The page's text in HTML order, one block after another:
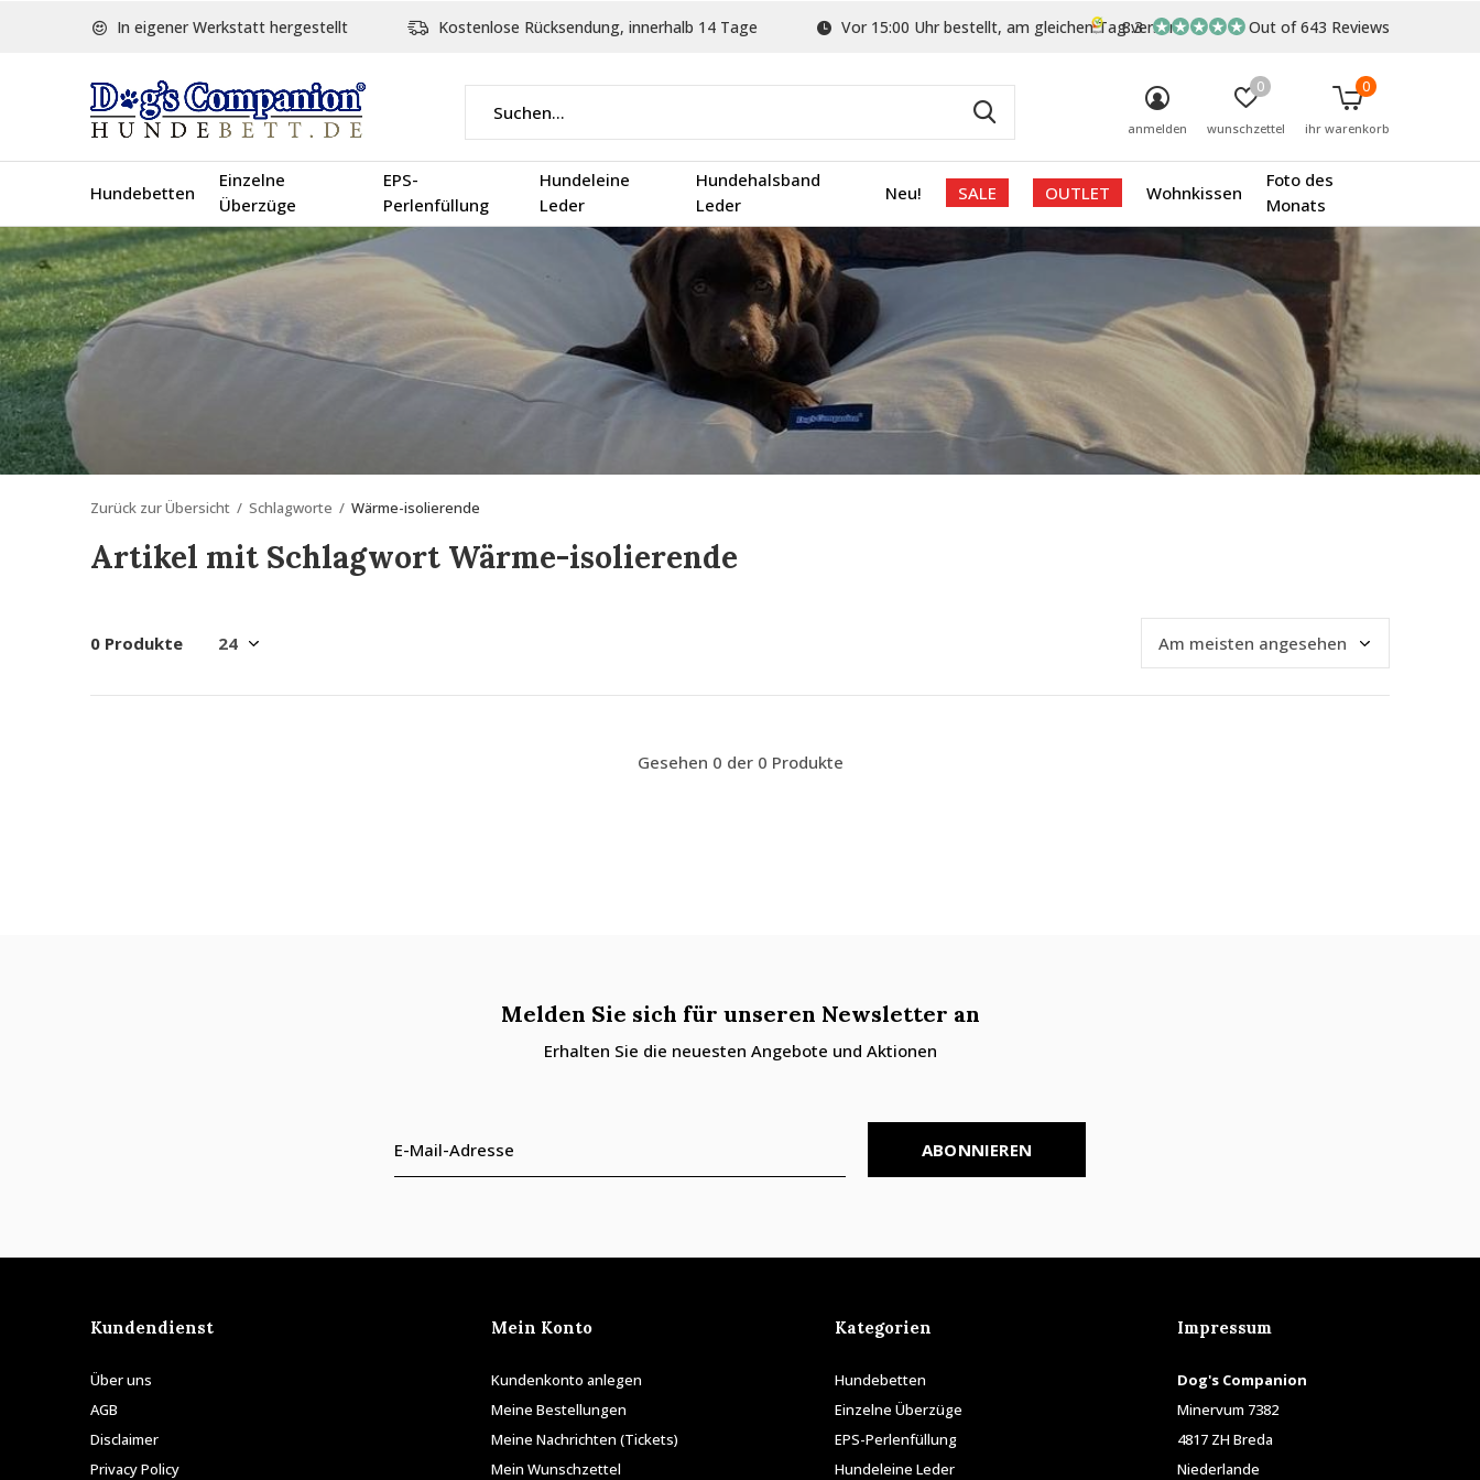
Hundebetten
Einzelne
Überzüge
EPS-
Perlenfüllung
Hundeleine
Leder
Hundehalsband
Leder
Neu! SALE OUTLET Wohnkissen
Foto des
Monats
anmelden wunschzettel
0
ihr warenkorb
0
In eigener Werkstatt hergestellt Kostenlose Rücksendung, innerhalb 14 Tage Vor 15:00 Uhr bestellt, am gleichen Tag versand
8.3 Out of 643 Reviews
Zurück zur Übersicht Schlagworte Wärme-isolierende
Artikel mit Schlagwort Wärme-isolierende
0 Produkte
Gesehen 0 der 0 Produkte
Melden Sie sich für unseren Newsletter an
Erhalten Sie die neuesten Angebote und Aktionen
ABONNIEREN
Kundendienst
Über uns
AGB
Disclaimer
Privacy Policy
Mein Konto
Kundenkonto anlegen
Meine Bestellungen
Meine Nachrichten (Tickets)
Mein Wunschzettel
Kategorien
Hundebetten
Einzelne Überzüge
EPS-Perlenfüllung
Hundeleine Leder
Impressum
Dog's Companion
Minervum 7382
4817 ZH Breda
Niederlande